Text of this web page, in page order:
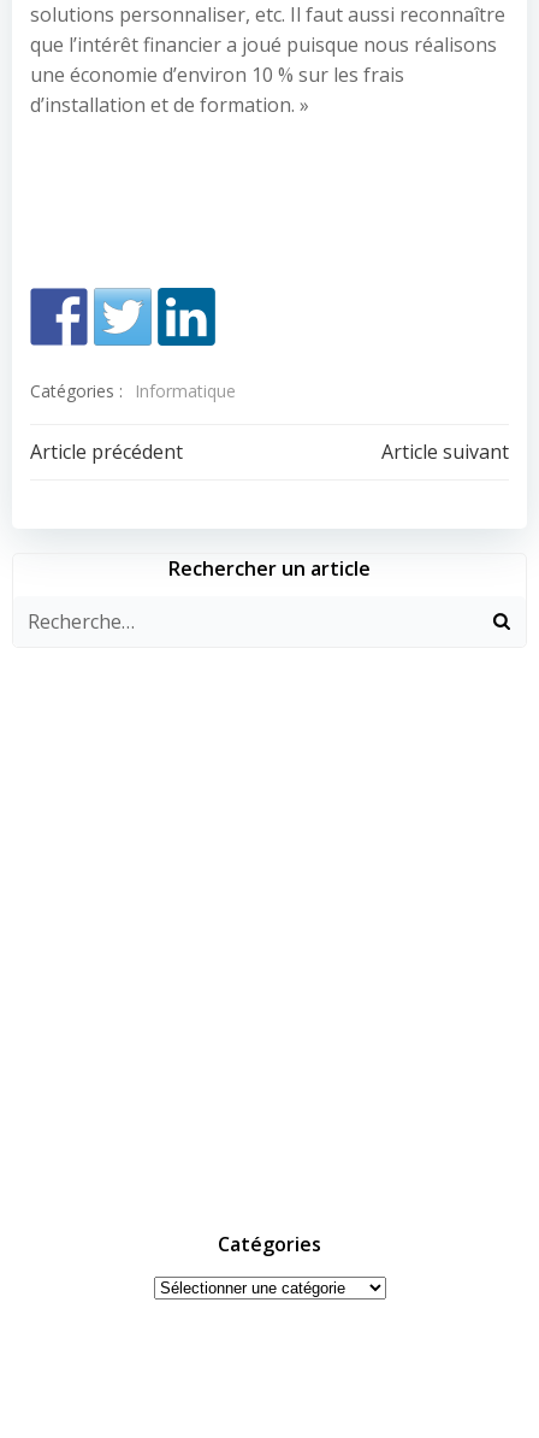
solutions personnaliser, etc. Il faut aussi reconnaître
que l’intérêt financier a joué puisque nous réalisons
une économie d’environ 10 % sur les frais
d’installation et de formation. »
Catégories : Informatique
Navigation
de
l’article
Article précédent
Navigation
de
l’article
Article suivant
Rechercher un article
Catégories
Catégories